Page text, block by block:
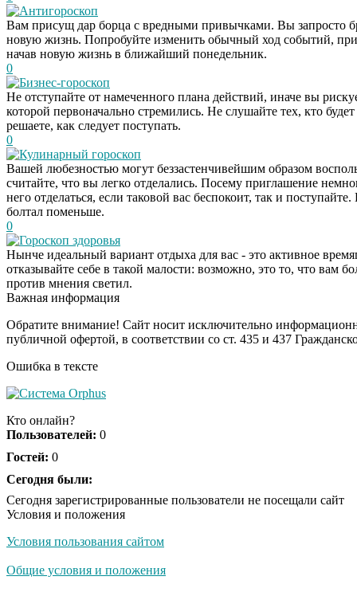
Антигороскоп
Вам присущ дар борца с вредными привычками. Вы запросто
новую жизнь. Попробуйте изменить обычный ход событий,
начав новую жизнь в ближайший понедельник.
0
Бизнес-гороскоп
Не отступайте от намеченного плана действий, иначе вы
которой первоначально стремились. Не слушайте тех, кто
решаете, как следует поступать.
0
Кулинарный гороскоп
Вашей любезностью могут беззастенчивейшим образом
считайте, что вы легко отделались. Посему приглашение
него отделаться, если таковой вас беспокоит, так и
болтал поменьше.
0
Гороскоп здоровья
Нынче идеальный вариант отдыха для вас - это активное
отказывайте себе в такой малости: возможно, это то, что вам
против мнения светил.
Важная информация
Обратите внимание! Сайт носит исключительно
публичной офертой, в соответствии со ст. 435 и 437
Ошибка в тексте
Кто онлайн?
Пользователей: 0
Гостей: 0
Сегодня были:
Сегодня зарегистрированные пользователи не посещали сайт
Условия и положения
Условия пользования сайтом
Общие условия и положения